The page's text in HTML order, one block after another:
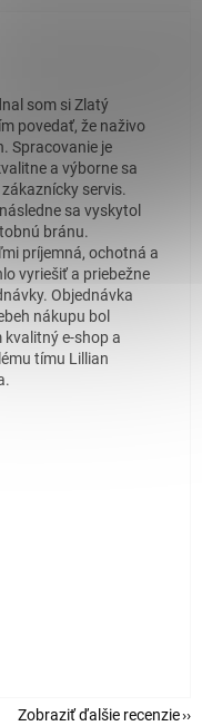
som si Zlatý
povedať, že naživo
Spracovanie je
a výborne sa
servis.
sa vyskytol
bránu.
príjemná, ochotná a
vyriešiť a priebežne
Objednávka
nákupu bol
kvalitný e-shop a
tímu Lillian
Zobraziť ďalšie recenzie